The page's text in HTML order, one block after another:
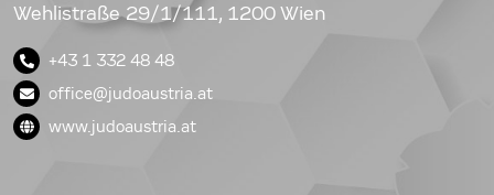
Wehlistraße 29/1/111, 1200 Wien
+43 1 332 48 48
office@judoaustria.at
www.judoaustria.at